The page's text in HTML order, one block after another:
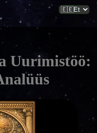
Uurimistöö: